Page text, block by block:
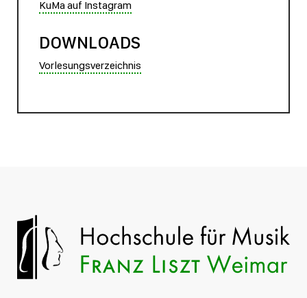
KuMa auf Instagram
DOWNLOADS
Vorlesungsverzeichnis